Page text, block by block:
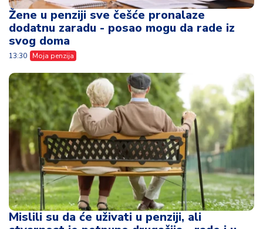
Žene u penziji sve češće pronalaze
dodatnu zaradu - posao mogu da rade iz
svog doma
13:30 Moja penzija
Mislili su da će uživati u penziji, ali